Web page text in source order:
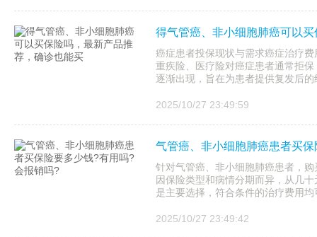
得气管癌、非小细胞肺癌可以
癌症患者投保现状与需求癌症治疗
重疾险、医疗险对癌症患者通常拒
逐渐出现，旨在为患者提供复发后的
2025/10/27 23:49:59
气管癌、非小细胞肺癌患者买
针对气管癌、非小细胞肺癌患者，
因保险类型和病情分期而异，从几
是主要选择，符合条件的治疗费用
2025/10/27 23:49:42